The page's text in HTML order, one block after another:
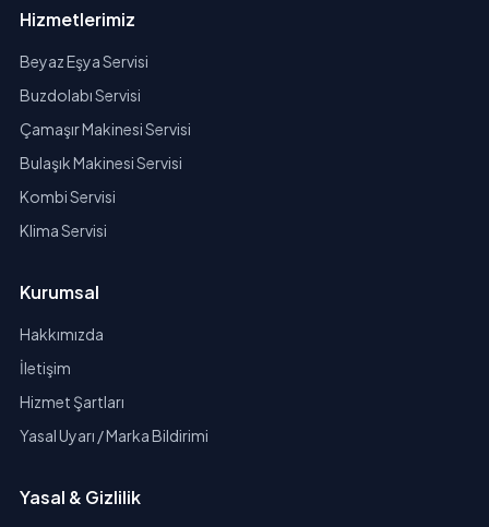
Hizmetlerimiz
Beyaz Eşya Servisi
Buzdolabı Servisi
Çamaşır Makinesi Servisi
Bulaşık Makinesi Servisi
Kombi Servisi
Klima Servisi
Kurumsal
Hakkımızda
İletişim
Hizmet Şartları
Yasal Uyarı / Marka Bildirimi
Yasal & Gizlilik